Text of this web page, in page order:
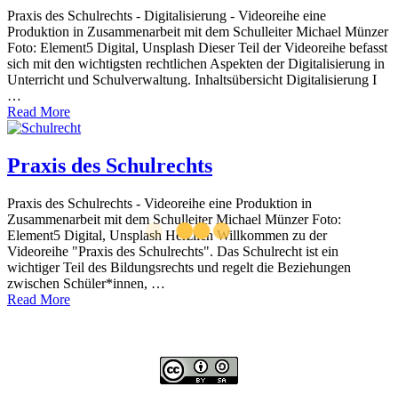
Praxis des Schulrechts - Digitalisierung - Videoreihe eine
Produktion in Zusammenarbeit mit dem Schulleiter Michael Münzer
Foto: Element5 Digital, Unsplash Dieser Teil der Videoreihe befasst
sich mit den wichtigsten rechtlichen Aspekten der Digitalisierung in
Unterricht und Schulverwaltung. Inhaltsübersicht Digitalisierung I
…
Read More
Praxis des Schulrechts
Praxis des Schulrechts - Videoreihe eine Produktion in
Zusammenarbeit mit dem Schulleiter Michael Münzer Foto:
Element5 Digital, Unsplash Herzlich Willkommen zu der
Videoreihe "Praxis des Schulrechts". Das Schulrecht ist ein
wichtiger Teil des Bildungsrechts und regelt die Beziehungen
zwischen Schüler*innen, …
Read More